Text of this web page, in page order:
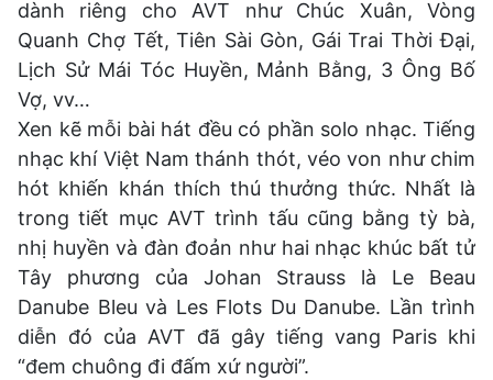
dành riêng cho AVT như Chúc Xuân, Vòng
Quanh Chợ Tết, Tiên Sài Gòn, Gái Trai Thời Đại,
Lịch Sử Mái Tóc Huyền, Mảnh Bằng, 3 Ông Bố
Vợ, vv…
Xen kẽ mỗi bài hát đều có phần solo nhạc. Tiếng
nhạc khí Việt Nam thánh thót, véo von như chim
hót khiến khán thích thú thưởng thức. Nhất là
trong tiết mục AVT trình tấu cũng bằng tỳ bà,
nhị huyền và đàn đoản như hai nhạc khúc bất tử
Tây phương của Johan Strauss là Le Beau
Danube Bleu và Les Flots Du Danube. Lần trình
diễn đó của AVT đã gây tiếng vang Paris khi
“đem chuông đi đấm xứ người”.